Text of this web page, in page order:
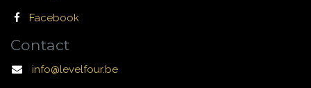
Facebook
Contact
info@levelfour.be